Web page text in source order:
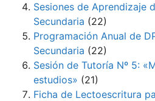
Sesiones de Aprendizaje
Secundaria (22)
Programación Anual de
Secundaria (22)
Sesión de Tutoría Nº 5:
estudios» (21)
Ficha de Lectoescritura